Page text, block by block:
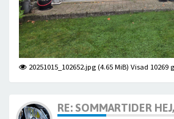
20251015_102652.jpg (4.65 MiB) Visad 10269
RE: SOMMARTIDER